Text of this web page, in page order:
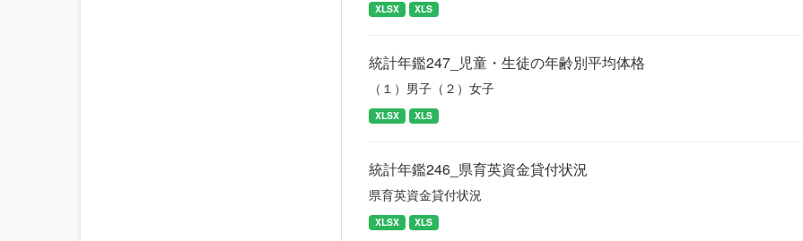
XLSX XLS
統計年鑑247_児童・生徒の年齢別平均体格
（１）男子（２）女子
XLSX XLS
統計年鑑246_県育英資金貸付状況
県育英資金貸付状況
XLSX XLS